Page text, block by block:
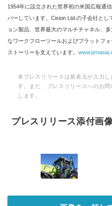
1954年に設立された世界初の米国広報通
バーしています。Cision Ltd.の子会社と
ョン製品、世界最大のマルチチャネル、
なワークフローツールおよびプラットフ
ストーリーを支えています。
本プレスリリースは発表元が入力
す。また、プレスリリースへのお
します。
プレスリリース添付画